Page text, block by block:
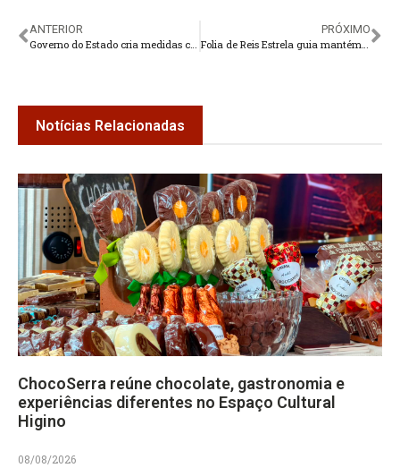
ANTERIOR
PRÓXIMO
Notícias Relacionadas
ChocoSerra reúne chocolate, gastronomia e
experiências diferentes no Espaço Cultural
Higino
08/08/2026